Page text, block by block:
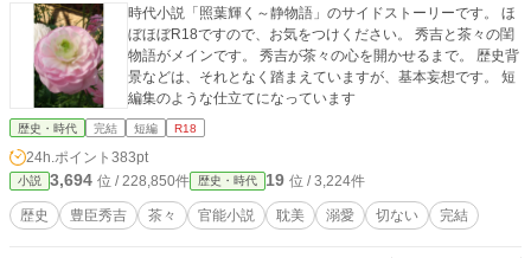
時代小説「照葉輝く～静物語」のサイドストーリーです。 ほ
ぼほぼR18ですので、お気をつけください。 秀吉と茶々の閨
物語がメインです。 秀吉が茶々の心を開かせるまで。 歴史背
景などは、それとなく踏まえていますが、基本妄想です。 短
編集のような仕立てになっています
歴史・時代 完結 短編 R18
24h.ポイント 383pt
小説 3,694 位 / 228,850件 歴史・時代 19 位 / 3,224件
歴史 豊臣秀吉 茶々 官能小説 耽美 溺愛 切ない 完結